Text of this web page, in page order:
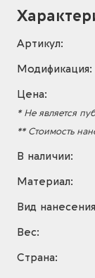
Артикул:
Модификация:
Цена:
* Не является
** Стоимость
В наличии:
Материал:
Вид
Вес:
Страна: